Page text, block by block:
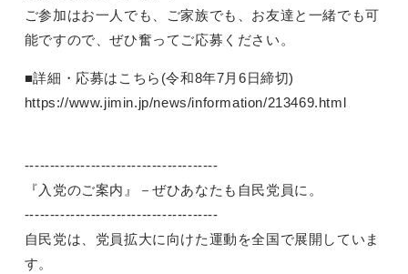
ご参加はお一人でも、ご家族でも、お友達と一緒でも可
能ですので、ぜひ奮ってご応募ください。
■詳細・応募はこちら(令和8年7月6日締切)
https://www.jimin.jp/news/information/213469.html
--------------------------------------
『入党のご案内』－ぜひあなたも自民党員に。
--------------------------------------
自民党は、党員拡大に向けた運動を全国で展開していま
す。